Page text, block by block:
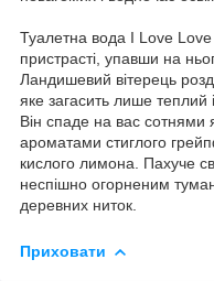
Туалетна вода I Love
пристрасті, упавши на
Ландишевий вітерець
яке загасить лише теплий
Він спаде на вас сотнями
ароматами стиглого
кислого лимона. Пахуче
неспішно огорненим
деревних ниток.
Приховати